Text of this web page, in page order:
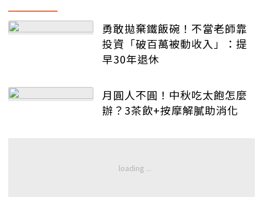
勇敢拋棄鐵飯碗！不當老師靠
投資「破百萬被動收入」：提
早30年退休
月圓人不圓！中秋吃太飽怎麼
辦？3茶飲+按摩解膩助消化